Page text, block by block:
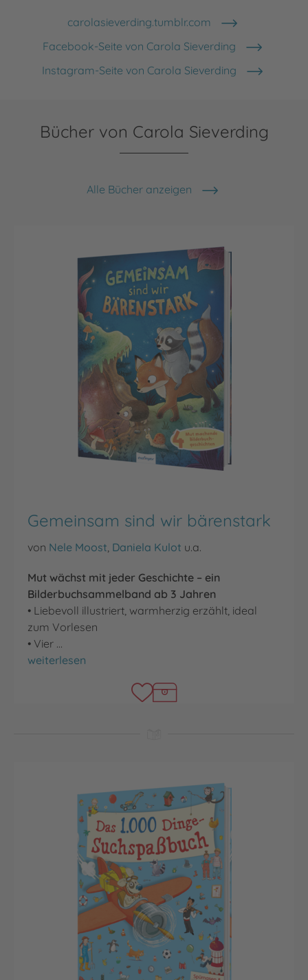
carolasieverding.tumblr.com
Facebook-Seite von Carola Sieverding
Instagram-Seite von Carola Sieverding
Bücher von Carola Sieverding
Alle Bücher anzeigen
Gemeinsam sind wir bärenstark
von Nele Moost Daniela Kulot u.a.
Mut wächst mit jeder Geschichte – ein
Bilderbuchsammelband ab 3 Jahren
• Liebevoll illustriert, warmherzig erzählt, ideal
zum Vorlesen
• Vier …
Gemeinsam sind wir bärenstark
weiterlesen